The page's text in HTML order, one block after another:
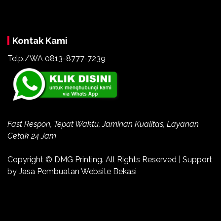
Kontak Kami
Telp./WA 0813-8777-7239
Fast Respon, Tepat Waktu, Jaminan Kualitas, Layanan
Cetak 24 Jam
Copyright © DMG Printing. All Rights Reserved | Support
by Jasa Pembuatan Website Bekasi